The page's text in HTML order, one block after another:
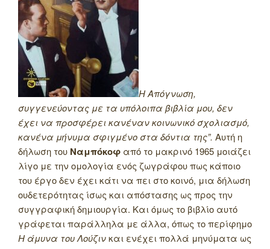
Η Απόγνωση,
συγγενεύοντας με τα υπόλοιπα βιβλία μου, δεν
έχει να προσφέρει κανέναν κοινωνικό σχολιασμό,
κανένα μήνυμα σφιγμένο στα δόντια της”. Αυτή η
δήλωση του Ναμπόκοφ από το μακρινό 1965 μοιάζει
λίγο με την ομολογία ενός ζωγράφου πως κάποιο
του έργο δεν έχει κάτι να πει στο κοινό, μια δήλωση
ουδετερότητας ίσως και απόστασης ως προς την
συγγραφική δημιουργία. Και όμως το βιβλίο αυτό
γράφεται παράλληλα με άλλα, όπως το περίφημο
Η άμυνα του Λούζινκαι ενέχει πολλά μηνύματα ως